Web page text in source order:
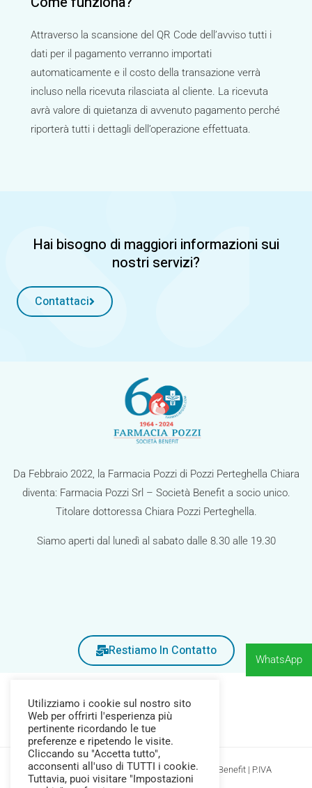
Attraverso la scansione del QR Code dell’avviso tutti i
dati per il pagamento verranno importati
automaticamente e il costo della transazione verrà
incluso nella ricevuta rilasciata al cliente. La ricevuta
avrà valore di quietanza di avvenuto pagamento perché
riporterà tutti i dettagli dell’operazione effettuata.
Hai bisogno di maggiori informazioni sui
nostri servizi?
Contattaci
Da Febbraio 2022, la Farmacia Pozzi di Pozzi Perteghella Chiara
diventa: Farmacia Pozzi Srl – Società Benefit a socio unico.
Titolare dottoressa Chiara Pozzi Perteghella.
Siamo aperti dal lunedì al sabato dalle 8.30 alle 19.30
Restiamo In Contatto
Copyright © 2026 Farmacia Pozzi Srl Società Benefit | P.IVA
Utilizziamo i cookie sul nostro sito
Web per offrirti l'esperienza più
pertinente ricordando le tue
preferenze e ripetendo le visite.
Cliccando su "Accetta tutto",
acconsenti all'uso di TUTTI i cookie.
Tuttavia, puoi visitare "Impostazioni
WhatsApp